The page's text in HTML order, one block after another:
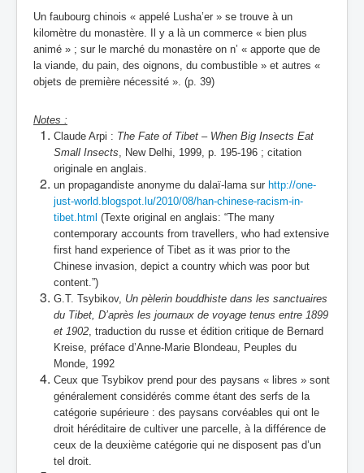
Un faubourg chinois « appelé Lusha’er » se trouve à un
kilomètre du monastère. Il y a là un commerce « bien plus
animé » ; sur le marché du monastère on n’ « apporte que de
la viande, du pain, des oignons, du combustible » et autres «
objets de première nécessité ». (p. 39)
Notes :
Claude Arpi : The Fate of Tibet – When Big Insects Eat
Small Insects, New Delhi, 1999, p. 195-196 ; citation
originale en anglais.
un propagandiste anonyme du dalaï-lama sur http://one-
just-world.blogspot.lu/2010/08/han-chinese-racism-in-
tibet.html (Texte original en anglais: “The many
contemporary accounts from travellers, who had extensive
first hand experience of Tibet as it was prior to the
Chinese invasion, depict a country which was poor but
content.”)
G.T. Tsybikov, Un pèlerin bouddhiste dans les sanctuaires
du Tibet, D’après les journaux de voyage tenus entre 1899
et 1902, traduction du russe et édition critique de Bernard
Kreise, préface d’Anne-Marie Blondeau, Peuples du
Monde, 1992
Ceux que Tsybikov prend pour des paysans « libres » sont
généralement considérés comme étant des serfs de la
catégorie supérieure : des paysans corvéables qui ont le
droit héréditaire de cultiver une parcelle, à la différence de
ceux de la deuxième catégorie qui ne disposent pas d’un
tel droit.